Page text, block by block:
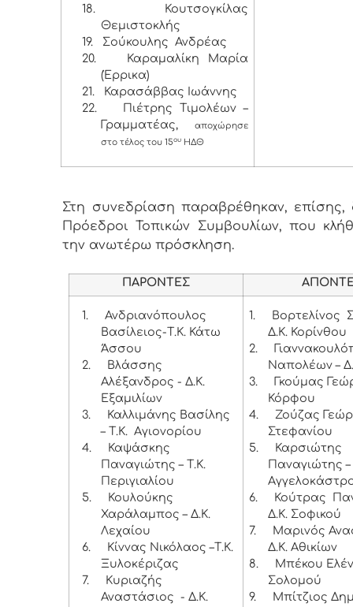
18.
Κουτσογκίλας
Θεμιστοκλής
19.
Σούκουλης Ανδρέας
20.
Καραμαλίκη Μαρία
(Έρρικα)
21.
Καρασάββας Ιωάννης
22.
Πιέτρης Τιμολέων –
Γραμματέας,
αποχώρησε
στο τέλος του 15ου ΗΔΘ
Στη συνεδρίαση παραβρέθηκαν, επίσης,
Πρόεδροι Τοπικών Συμβουλίων, που
την ανωτέρω πρόσκληση.
ΠΑΡΟΝΤΕΣ
1.
Ανδριανόπουλος
Βασίλειος-Τ.Κ. Κάτω
Άσσου
2.
Βλάσσης
Αλέξανδρος - Δ.Κ.
Εξαμιλίων
3.
Καλλιμάνης Βασίλης
– Τ.Κ. Αγιονορίου
4.
Καψάσκης
Παναγιώτης – Τ.Κ.
Περιγιαλίου
5.
Κουλούκης
Χαράλαμπος – Δ.Κ.
Λεχαίου
6.
Κίννας Νικόλαος –Τ.Κ.
Ξυλοκέριζας
7.
Κυριαζής
Αναστάσιος - Δ.Κ.
1.
Βορτελίνος
Δ.Κ. Κορίνθου
2.
Ναπολέων –
3.
Γκούμας
Κόρφου
4.
Ζούζας
Στεφανίου
5.
Καρσιώτης
Παναγιώτης –
6.
Κούτρας
Δ.Κ. Σοφικού
7.
Μαρινός
Δ.Κ. Αθικίων
8.
Μπέκου
Σολομού
9.
Μπίτζιος